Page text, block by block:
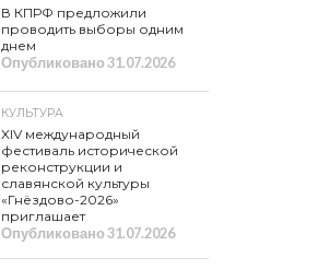
В КПРФ предложили
проводить выборы одним
днем
Опубликовано31.07.2026
КУЛЬТУРА
XIV международный
фестиваль исторической
реконструкции и
славянской культуры
«Гнёздово-2026»
приглашает
Опубликовано31.07.2026